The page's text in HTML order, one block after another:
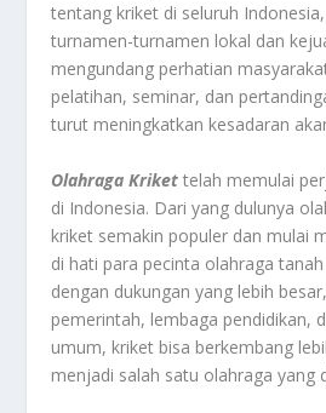
tentang kriket di seluruh
turnamen-turnamen lokal dan
mengundang perhatian
pelatihan, seminar, dan
turut meningkatkan kesadaran
Olahraga Krikettelah memulai
di Indonesia. Dari yang dulunya
kriket semakin populer dan mulai
di hati para pecinta olahraga
dengan dukungan yang lebih
pemerintah, lembaga pendidikan,
umum, kriket bisa berkembang
menjadi salah satu olahraga yang